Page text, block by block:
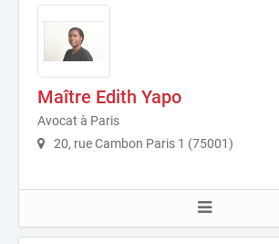
Maître Edith Yapo
Avocat à Paris
20, rue Cambon Paris 1 (75001)